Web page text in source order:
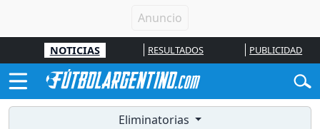
NOTICIAS RESULTADOS PUBLICIDAD
Eliminatorias